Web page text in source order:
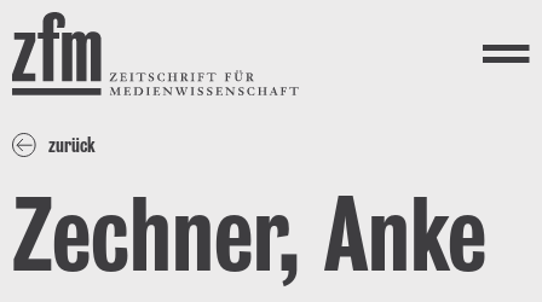
Direkt zum Inhalt
ZEITSCHRIFT FÜR
MEDIENWISSENSCHAFT
Menü
zurück
Zechner, Anke